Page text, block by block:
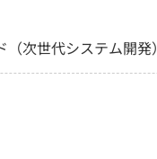
次世代システム開発）